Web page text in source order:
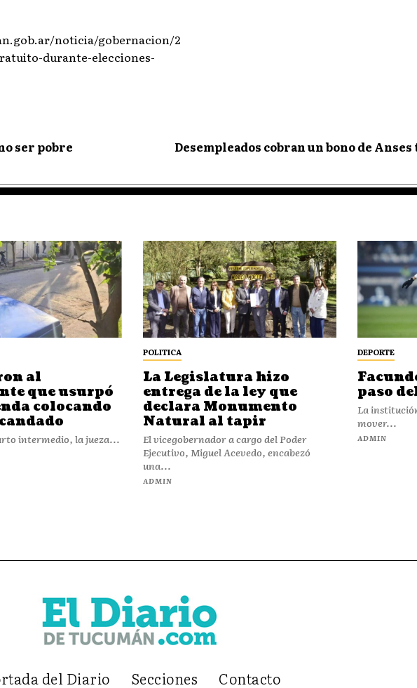
noticia/gobernacion/2
durante-elecciones-
ser pobre
Desempleados cobran un bono de
al
que usurpó
colocando
intermedio, la jueza...
POLITICA
La Legislatura hizo
entrega de la ley que
declara Monumento
Natural al tapir
El vicegobernador a cargo del Poder
Ejecutivo, Miguel Acevedo, encabezó
una...
ADMIN
DEPORTE
paso
La
mover...
ADMIN
del Diario Secciones Contacto